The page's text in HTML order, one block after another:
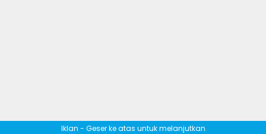
Iklan - Geser ke atas untuk melanjutkan